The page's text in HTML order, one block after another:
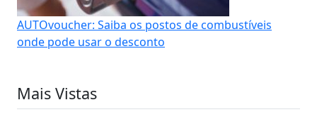
AUTOvoucher: Saiba os postos de combustíveis
onde pode usar o desconto
Mais Vistas